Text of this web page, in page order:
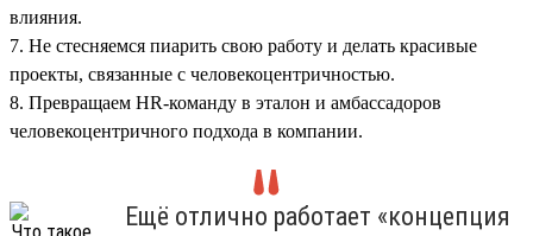
влияния.
7. Не стесняемся пиарить свою работу и делать красивые
проекты, связанные с человекоцентричностью.
8. Превращаем HR-команду в эталон и амбассадоров
человекоцентричного подхода в компании.
Ещё отлично работает «концепция